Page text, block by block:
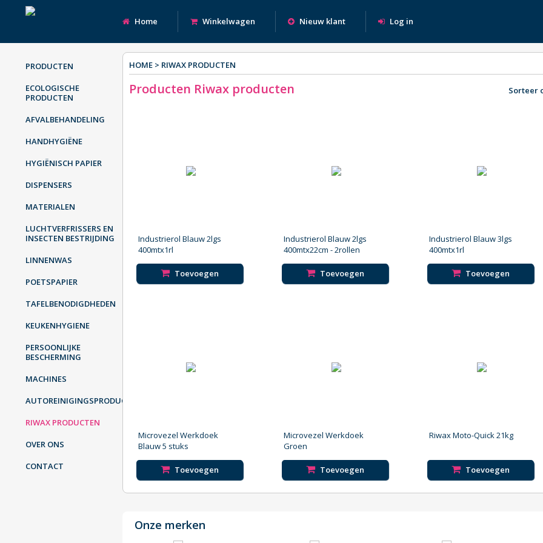
Home Winkelwagen Nieuw klant Log in
PRODUCTEN
ECOLOGISCHE
PRODUCTEN
AFVALBEHANDELING
HANDHYGIËNE
HYGIËNISCH PAPIER
DISPENSERS
MATERIALEN
LUCHTVERFRISSERS EN
INSECTEN BESTRIJDING
LINNENWAS
POETSPAPIER
TAFELBENODIGDHEDEN
KEUKENHYGIENE
PERSOONLIJKE
BESCHERMING
MACHINES
AUTOREINIGINGSPRODUCTEN
RIWAX PRODUCTEN
OVER ONS
CONTACT
HOME > RIWAX PRODUCTEN
Sorteer
Producten Riwax producten
Industrierol Blauw 2lgs
400mtx1rl
Toevoegen
Industrierol Blauw 2lgs
400mtx22cm - 2rollen
Toevoegen
Industrierol Blauw 3lgs
400mtx1rl
Toevoegen
Microvezel Werkdoek
Blauw 5 stuks
Toevoegen
Microvezel Werkdoek
Groen
Toevoegen
Riwax Moto-Quick 21kg
Toevoegen
Onze merken